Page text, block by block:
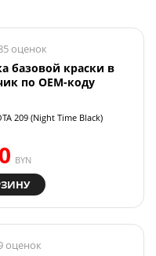
оценок
базовой краски в
по OEM-коду
209 (Night Time Black)
BYN
оценок